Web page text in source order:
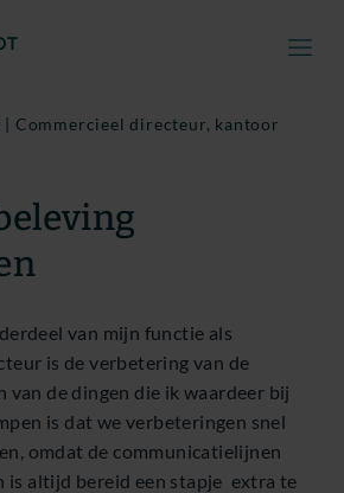
| Commercieel directeur, kantoor
van mijn functie als
is de verbetering van de
van de dingen die ik waardeer bij
is dat we verbeteringen snel
omdat de communicatielijnen
is altijd bereid een stapje extra te